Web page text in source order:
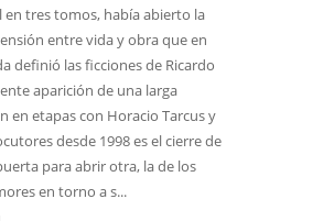
en tres tomos, había abierto la
entre vida y obra que en
definió las ficciones de Ricardo
aparición de una larga
en etapas con Horacio Tarcus y
desde 1998 es el cierre de
para abrir otra, la de los
en torno a s...